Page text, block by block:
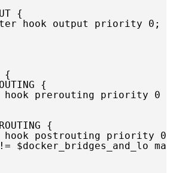
{
hook output priority 0;
{
{
hook prerouting priority 0
{
hook postrouting priority 0
$docker_bridges_and_lo